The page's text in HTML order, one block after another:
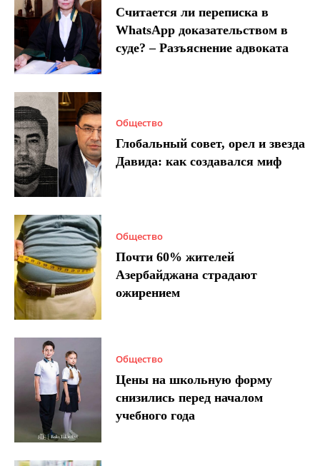
Считается ли переписка в
WhatsApp доказательством в
суде? – Разъяснение адвоката
Общество
Глобальный совет, орел и звезда
Давида: как создавался миф
Общество
Почти 60% жителей
Азербайджана страдают
ожирением
Общество
Цены на школьную форму
снизились перед началом
учебного года